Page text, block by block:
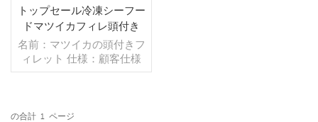
トップセール冷凍シーフー
ドマツイカフィレ頭付き
名前：マツイカの頭付きフ
ィレット 仕様：顧客仕様
プロセス：腸 グレージン
ッグ,10kg /織りバッグ
の合計 1 ページ